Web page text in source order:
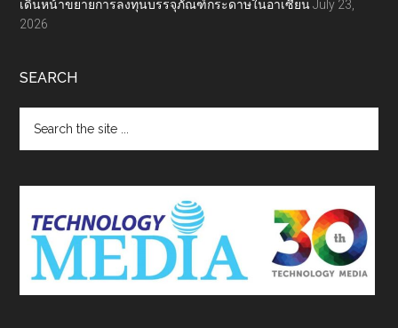
เดินหน้าขยายการลงทุนบรรจุภัณฑ์กระดาษในอาเซียน July 23,
2026
SEARCH
the